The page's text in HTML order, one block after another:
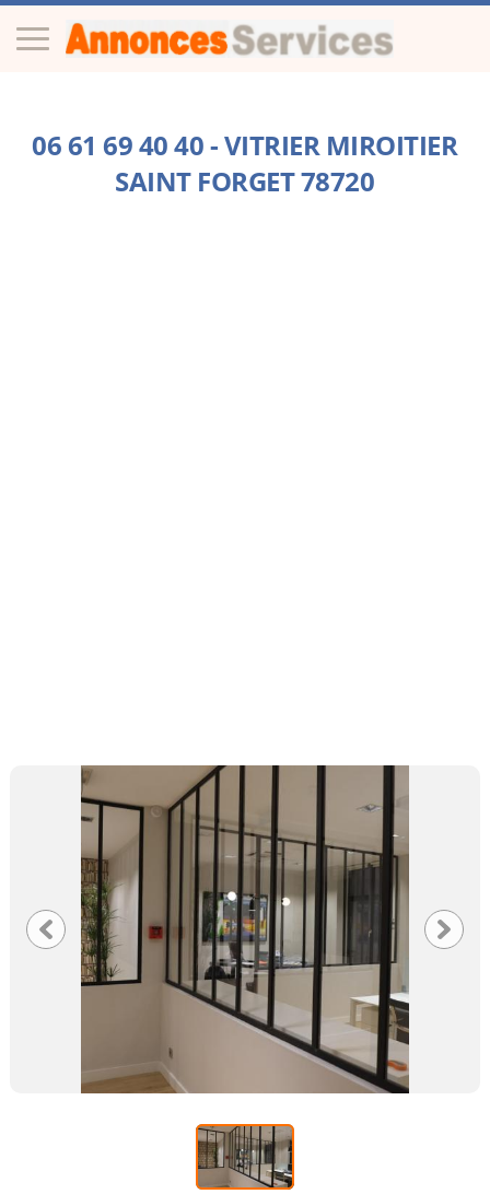
06 61 69 40 40 - VITRIER MIROITIER
SAINT FORGET 78720